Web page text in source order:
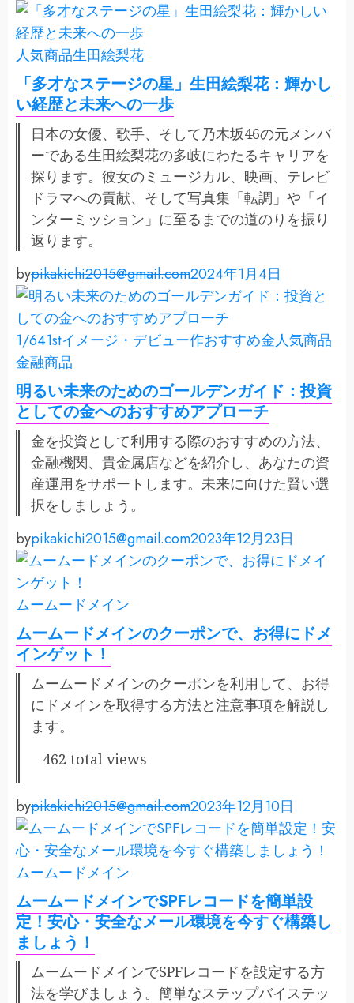
人気商品生田絵梨花
「多才なステージの星」生田絵梨花：輝かし
い経歴と未来への一歩
日本の女優、歌手、そして乃木坂46の元メンバ
ーである生田絵梨花の多岐にわたるキャリアを
探ります。彼女のミュージカル、映画、テレビ
ドラマへの貢献、そして写真集「転調」や「イ
ンターミッション」に至るまでの道のりを振り
返ります。
bypikakichi2015@gmail.com2024年1月4日
1/641stイメージ・デビュー作おすすめ金人気商品
金融商品
明るい未来のためのゴールデンガイド：投資
としての金へのおすすめアプローチ
金を投資として利用する際のおすすめの方法、
金融機関、貴金属店などを紹介し、あなたの資
産運用をサポートします。未来に向けた賢い選
択をしましょう。
bypikakichi2015@gmail.com2023年12月23日
ムームードメイン
ムームードメインのクーポンで、お得にドメ
インゲット！
ムームードメインのクーポンを利用して、お得
にドメインを取得する方法と注意事項を解説し
ます。
462 total views
bypikakichi2015@gmail.com2023年12月10日
ムームードメイン
ムームードメインでSPFレコードを簡単設
定！安心・安全なメール環境を今すぐ構築し
ましょう！
ムームードメインでSPFレコードを設定する方
法を学びましょう。簡単なステップバイステッ